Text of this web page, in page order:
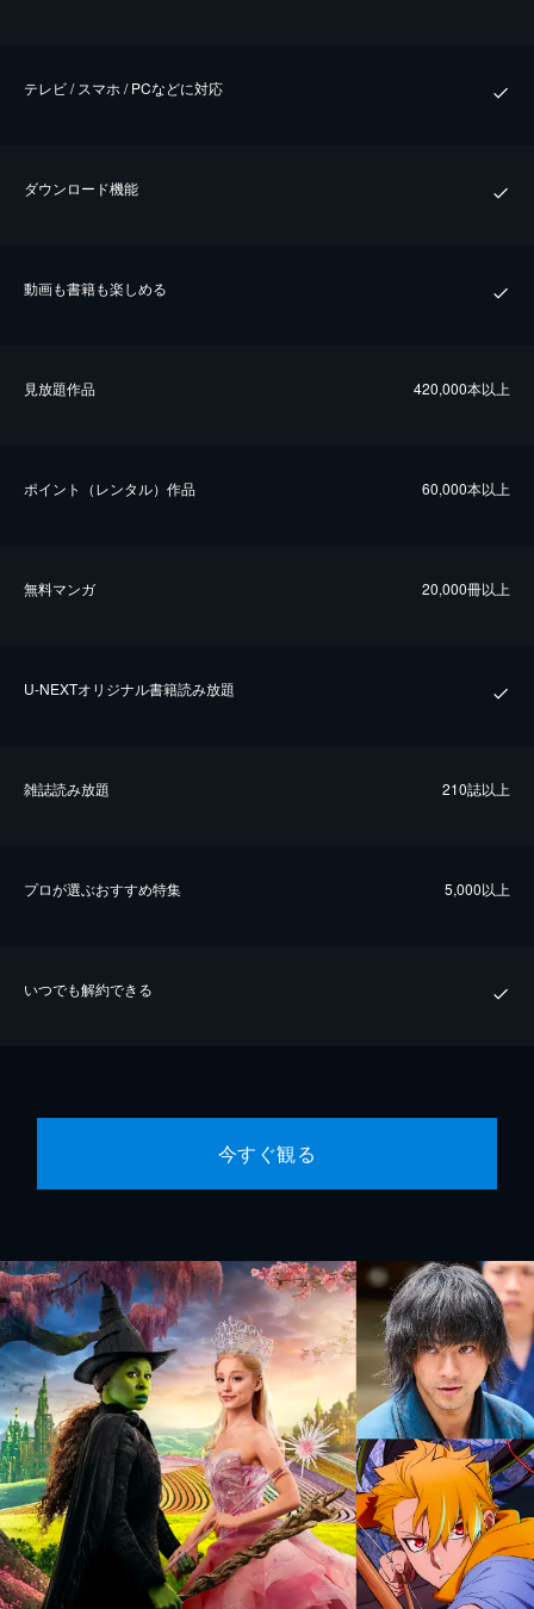
テレビ / スマホ / PCなどに対応
ダウンロード機能
動画も書籍も楽しめる
⾒放題作品 420,000本以上
ポイント（レンタル）作品 60,000本以上
無料マンガ 20,000冊以上
U-NEXTオリジナル書籍読み放題
雑誌読み放題 210誌以上
プロが選ぶおすすめ特集 5,000以上
いつでも解約できる
今すぐ観る